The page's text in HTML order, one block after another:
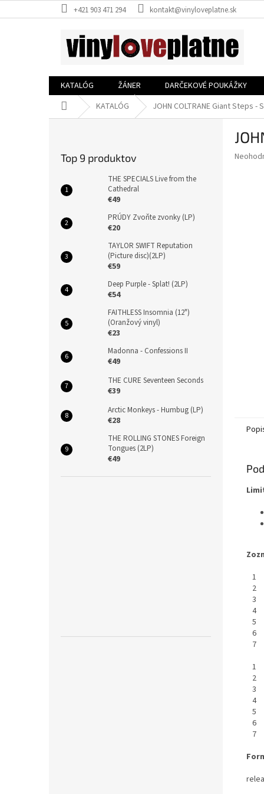
na
+421 903 471 294 kontakt@vinyloveplatne.sk
KATALÓG ŽÁNER
DARČEKOVÉ POUKÁŽKY
DomovKATALÓG JOHN COLTRANE Giant Steps
Top 9 produktov
THE SPECIALS Live from the
Cathedral
€49
PRÚDY Zvoňte zvonky (LP)
€20
TAYLOR SWIFT Reputation
(Picture disc)(2LP)
€59
Deep Purple - Splat! (2LP)
€54
FAITHLESS Insomnia (12")
(Oranžový vinyl)
€23
Madonna - Confessions II
€49
THE CURE Seventeen Seconds
€39
Arctic Monkeys - Humbug (LP)
€28
THE ROLLING STONES Foreign
Tongues (2LP)
€49
1
2
3
4
5
6
7
1
2
3
4
5
6
7